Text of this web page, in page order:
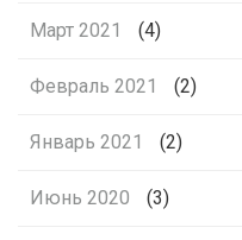
Март 2021 (4)
Февраль 2021 (2)
Январь 2021 (2)
Июнь 2020 (3)